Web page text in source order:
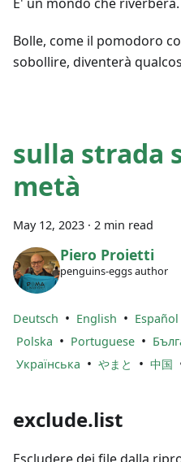
Bolle, come il pomodoro
sobollire, diventerà
sulla strada
metà
May 12, 2023 · 2 min read
Piero Proietti
penguins-eggs author
Deutsch • English • Español
Polska • Portuguese •
Українська • やまと • 中国
exclude.list